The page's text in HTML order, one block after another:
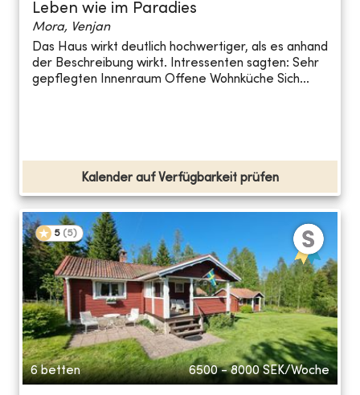
Leben wie im Paradies
Mora, Venjan
Das Haus wirkt deutlich hochwertiger, als es anhand
der Beschreibung wirkt. Intressenten sagten: Sehr
gepflegten Innenraum Offene Wohnküche Sich...
Kalender auf Verfügbarkeit prüfen
5 (5)
6 betten 6500 - 8000 SEK/Woche